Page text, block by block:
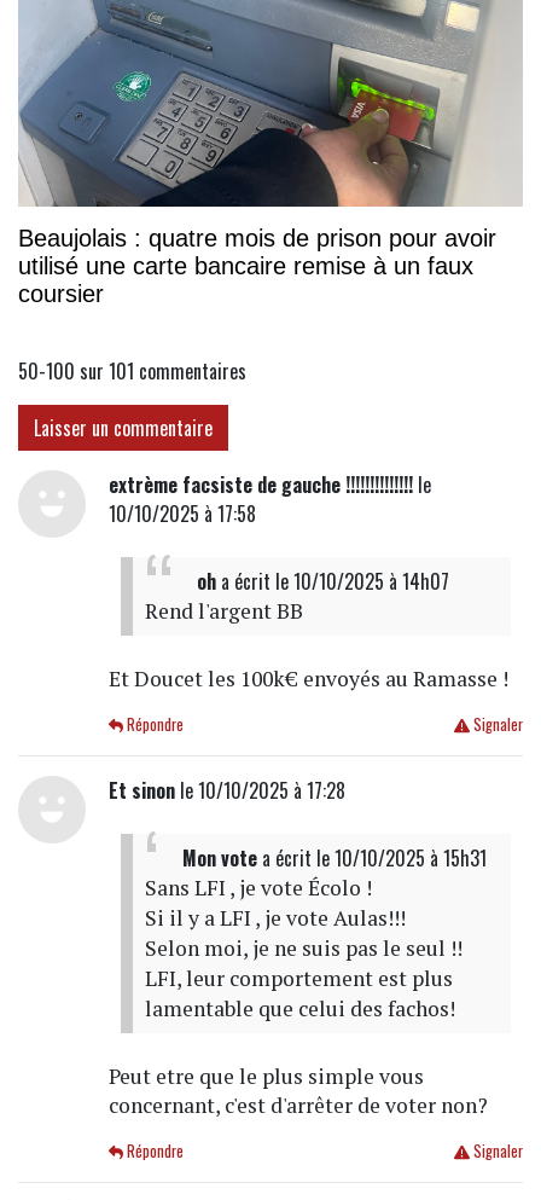
Beaujolais : quatre mois de prison pour avoir
utilisé une carte bancaire remise à un faux
coursier
50-100 sur 101 commentaires
Laisser un commentaire
extrème facsiste de gauche !!!!!!!!!!!!!!le
10/10/2025 à 17:58
oha écrit le 10/10/2025 à 14h07
Rend l'argent BB
Et Doucet les 100k€ envoyés au Ramasse !
Signaler
Répondre
Et sinonle 10/10/2025 à 17:28
Mon votea écrit le 10/10/2025 à 15h31
Sans LFI , je vote Écolo !
Si il y a LFI , je vote Aulas!!!
Selon moi, je ne suis pas le seul !!
LFI, leur comportement est plus
lamentable que celui des fachos!
Peut etre que le plus simple vous
concernant, c'est d'arrêter de voter non?
Signaler
Répondre